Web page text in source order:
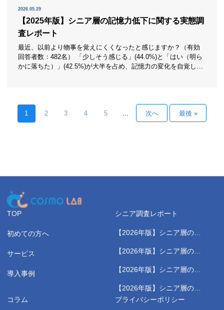
2026.05.29
【2025年版】シニア層の記憶力低下に関する実態調
査レポート
最近、以前より物事を覚えにくくなったと感じますか？（有効
回答者数：482名） 「少しそう感じる」(44.0%)と「はい（明ら
かに落ちた）」(42.5%)が大半を占め、記憶力の変化を自覚して
のシニアが日常の中で“以前との違
1
2 3 4 5 次へ 最後 »
TOP
初めての方へ
サービス
導入事例
シニア調査レポート
【2026年版】シニア層の健
ート
【2026年版】シニア層のス
レポート
【2026年版】シニア層の健
ート
【2026年版】シニア層の野
菜高騰に関する実態調査レポ
コラム プライバシーポリシー